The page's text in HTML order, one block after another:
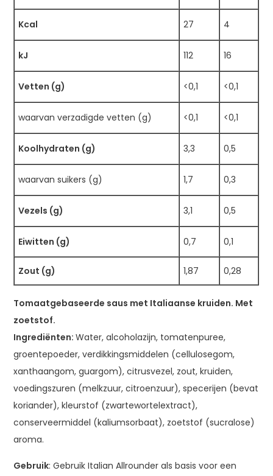
Kcal 27 4
kJ 112 16
Vetten (g) <0,1 <0,1
waarvan verzadigde vetten (g) <0,1 <0,1
Koolhydraten (g) 3,3 0,5
waarvan suikers (g) 1,7 0,3
Vezels (g) 3,1 0,5
Eiwitten (g) 0,7 0,1
Zout (g) 1,87 0,28
Tomaatgebaseerde saus met Italiaanse kruiden. Met
zoetstof.
Ingrediënten:Water, alcoholazijn, tomatenpuree,
groentepoeder, verdikkingsmiddelen (cellulosegom,
xanthaangom, guargom), citrusvezel, zout, kruiden,
voedingszuren (melkzuur, citroenzuur), specerijen (bevat
koriander), kleurstof (zwartewortelextract),
conserveermiddel (kaliumsorbaat), zoetstof (sucralose)
aroma.
Gebruik: Gebruik Italian Allrounder als basis voor een